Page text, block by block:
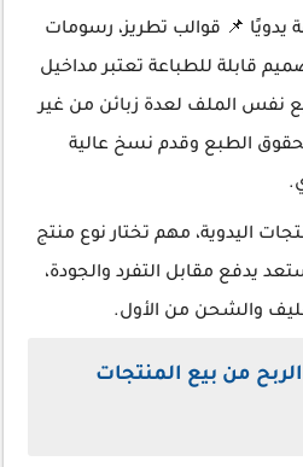
📌 قوالب تطريز، رسومات
قابلة للطباعة تعتبر مداخيل
نفس الملف لعدة زبائن من غير
الطبع وقدم نسخ عالية
اليدوية، مهم تختار نوع منتج
يدفع مقابل التفرد والجودة،
والشحن من الأول.
من بيع المنتجات